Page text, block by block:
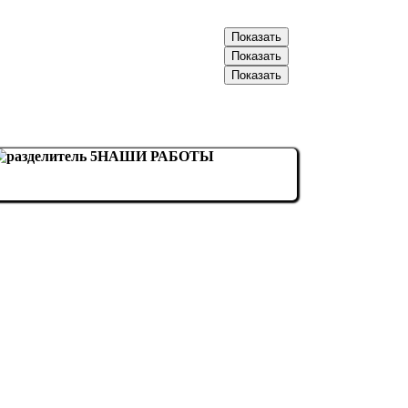
Показать
Показать
Показать
НАШИ РАБОТЫ